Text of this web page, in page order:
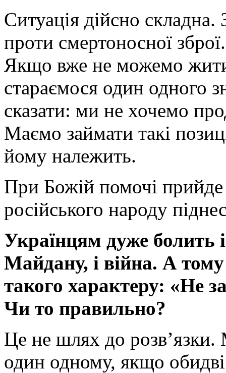
Ситуація дійсно
проти смертоносної
Якщо вже не можемо
стараємося один одного
сказати: ми не хочемо
Маємо займати такі
йому належить.
При Божій помочі прийде
російського народу
Українцям дуже болить
Майдану, і війна. А тому
такого характеру: «Не
Чи то правильно?
Це не шлях до
один одному, якщо